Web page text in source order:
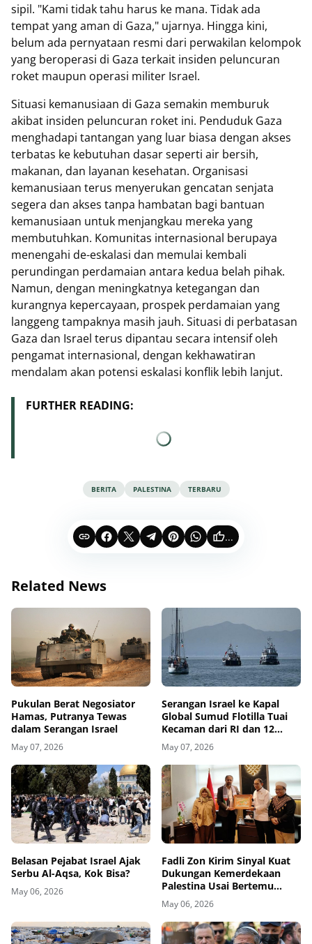
sipil. "Kami tidak tahu harus ke mana. Tidak ada
tempat yang aman di Gaza," ujarnya. Hingga kini,
belum ada pernyataan resmi dari perwakilan kelompok
yang beroperasi di Gaza terkait insiden peluncuran
roket maupun operasi militer Israel.
Situasi kemanusiaan di Gaza semakin memburuk
akibat insiden peluncuran roket ini. Penduduk Gaza
menghadapi tantangan yang luar biasa dengan akses
terbatas ke kebutuhan dasar seperti air bersih,
makanan, dan layanan kesehatan. Organisasi
kemanusiaan terus menyerukan gencatan senjata
segera dan akses tanpa hambatan bagi bantuan
kemanusiaan untuk menjangkau mereka yang
membutuhkan. Komunitas internasional berupaya
menengahi de-eskalasi dan memulai kembali
perundingan perdamaian antara kedua belah pihak.
Namun, dengan meningkatnya ketegangan dan
kurangnya kepercayaan, prospek perdamaian yang
langgeng tampaknya masih jauh. Situasi di perbatasan
Gaza dan Israel terus dipantau secara intensif oleh
pengamat internasional, dengan kekhawatiran
mendalam akan potensi eskalasi konflik lebih lanjut.
FURTHER READING:
BERITA PALESTINA TERBARU
...
Related News
Pukulan Berat Negosiator
Hamas, Putranya Tewas
dalam Serangan Israel
May 07, 2026
Serangan Israel ke Kapal
Global Sumud Flotilla Tuai
Kecaman dari RI dan 12
Negara
May 07, 2026
Belasan Pejabat Israel Ajak
Serbu Al-Aqsa, Kok Bisa?
May 06, 2026
Fadli Zon Kirim Sinyal Kuat
Dukungan Kemerdekaan
Palestina Usai Bertemu
Delegasi di Kemenbud
May 06, 2026